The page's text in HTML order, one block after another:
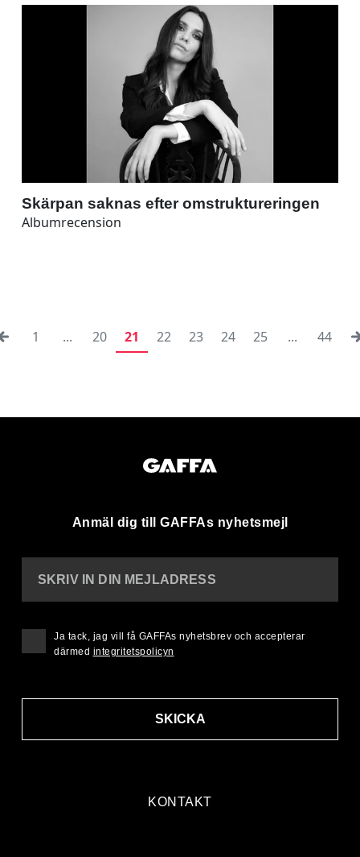
Skärpan saknas efter omstruktureringen
Albumrecension
1 ... 20 21 22 23 24 25 ... 44
Anmäl dig till GAFFAs nyhetsmejl
KONTAKT
SKRIV IN DIN MEJLADRESS
SKICKA
Ja tack, jag vill få GAFFAs nyhetsbrev och accepterar
därmed integritetspolicyn